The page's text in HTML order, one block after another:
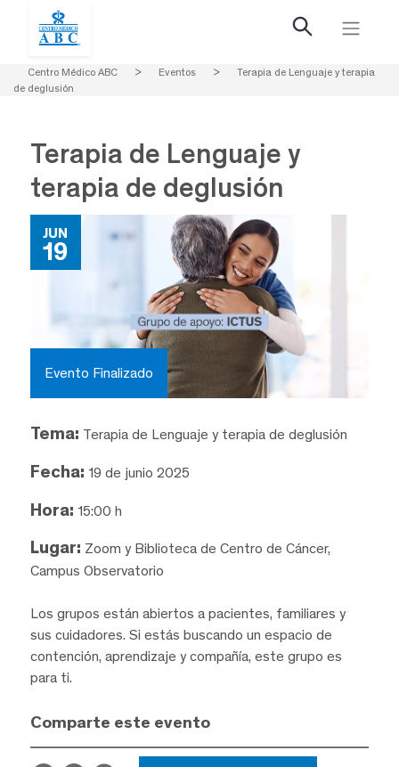
Centro Médico ABC > Eventos >
Terapia de Lenguaje y terapia
de deglusión
Terapia de Lenguaje y
terapia de deglusión
JUN
19
Evento Finalizado
Tema: Terapia de Lenguaje y terapia de deglusión
Fecha: 19 de junio 2025
Hora: 15:00 h
Lugar: Zoom y Biblioteca de Centro de Cáncer,
Campus Observatorio
Los grupos están abiertos a pacientes, familiares y
sus cuidadores. Si estás buscando un espacio de
contención, aprendizaje y compañía, este grupo es
para ti.
Comparte este evento